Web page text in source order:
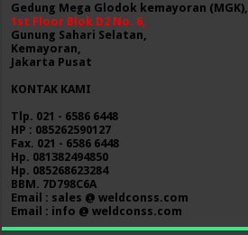
Gedung Mega Glodok kemayoran (MGK),
1st Floor Blok D2 No. 6,
Gunung Sahari Selatan,
Kemayoran,
Jakarta Pusat
KONTAK KAMI
Tlp. 021 - 6586 6448
HP : 085262590127
Fax. 021 - 6586 6448
Hp. 081382494850
Hp. 085268623284
BBM. 7D798C6A
Email : sales @ weldconss.com
Email : info @ weldconss.com